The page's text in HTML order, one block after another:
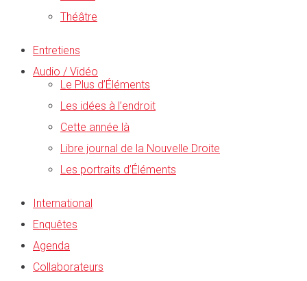
Théâtre
Entretiens
Audio / Vidéo
Le Plus d’Éléments
Les idées à l’endroit
Cette année là
Libre journal de la Nouvelle Droite
Les portraits d’Éléments
International
Enquêtes
Agenda
Collaborateurs